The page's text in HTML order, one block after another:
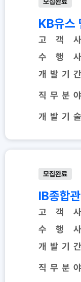
KB유스
고 객 사
수 행 사
개 발 기 간
직 무 분 야
개 발 기 술
모집완료
IB종합
고 객 사
수 행 사
개 발 기 간
직 무 분 야